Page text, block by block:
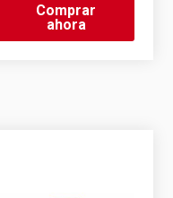
Comprar
ahora